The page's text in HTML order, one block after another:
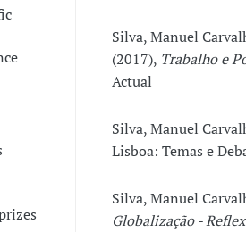
Silva, Manuel
(2017), Trabalho e
Actual
Silva, Manuel
Lisboa: Temas e
Silva, Manuel
Globalização -